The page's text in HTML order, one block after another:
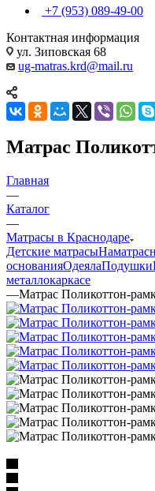
+7 (953) 089-49-00
Контактная информация
ул. Зиповская 68
ug-matras.krd@mail.ru
Матрас
Главная
—
Каталог
—
Матрасы в Краснодаре
Детские матрасы
основанияОдеялаПодушки
металлокаркасе
—Матрас Поликоттон-